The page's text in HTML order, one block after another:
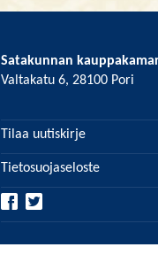
Satakunnan
Valtakatu 6, 28100 Pori
Tilaa uutiskirje
Tietosuojaseloste